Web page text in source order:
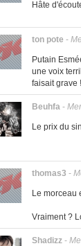
Hâte
ton pote -
Putain
une voix
faisait grave
Beuhfa -
Le prix du
thomas3 -
Le morceau
Vraiment ?
Shadizz -